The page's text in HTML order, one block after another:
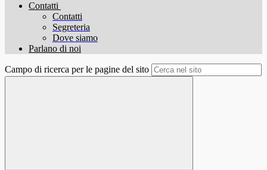
Contatti
Contatti
Segreteria
Dove siamo
Parlano di noi
Campo di ricerca per le pagine del sito